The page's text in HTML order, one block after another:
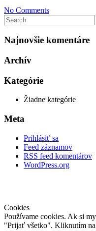
No Comments
Najnovšie komentáre
Archív
Kategórie
Žiadne kategórie
Meta
Prihlásiť sa
Feed záznamov
RSS feed komentárov
WordPress.org
Cookies
Používame cookies. Ak si
"Prijať všetko". Kliknutím